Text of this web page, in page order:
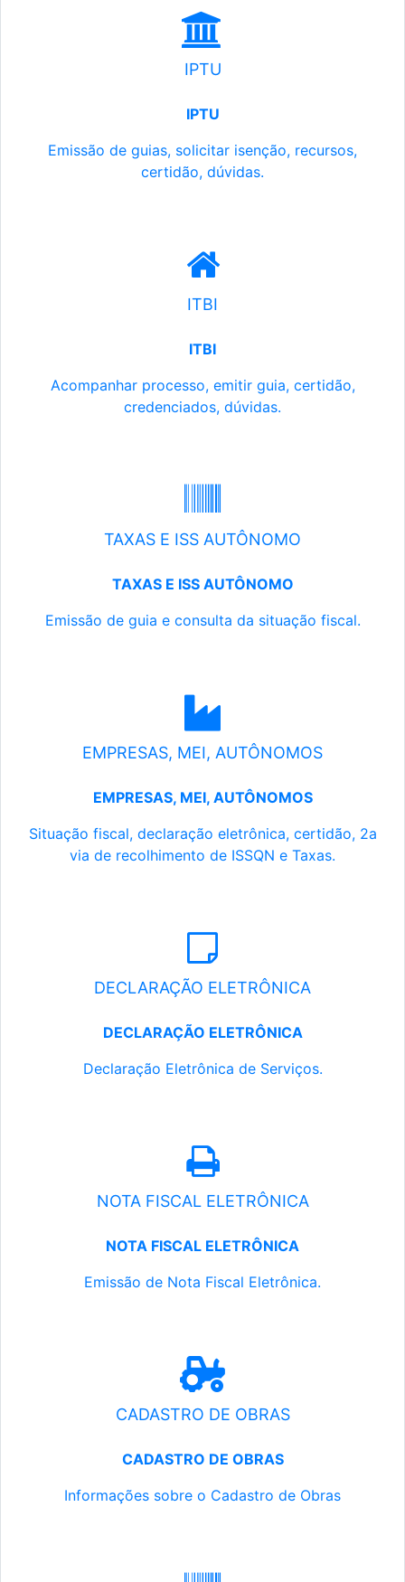
IPTU
IPTU
Emissão de guias, solicitar isenção, recursos,
certidão, dúvidas.
ITBI
ITBI
Acompanhar processo, emitir guia, certidão,
credenciados, dúvidas.
TAXAS E ISS AUTÔNOMO
TAXAS E ISS AUTÔNOMO
Emissão de guia e consulta da situação fiscal.
EMPRESAS, MEI, AUTÔNOMOS
EMPRESAS, MEI, AUTÔNOMOS
Situação fiscal, declaração eletrônica, certidão, 2a
via de recolhimento de ISSQN e Taxas.
DECLARAÇÃO ELETRÔNICA
DECLARAÇÃO ELETRÔNICA
Declaração Eletrônica de Serviços.
NOTA FISCAL ELETRÔNICA
NOTA FISCAL ELETRÔNICA
Emissão de Nota Fiscal Eletrônica.
CADASTRO DE OBRAS
CADASTRO DE OBRAS
Informações sobre o Cadastro de Obras